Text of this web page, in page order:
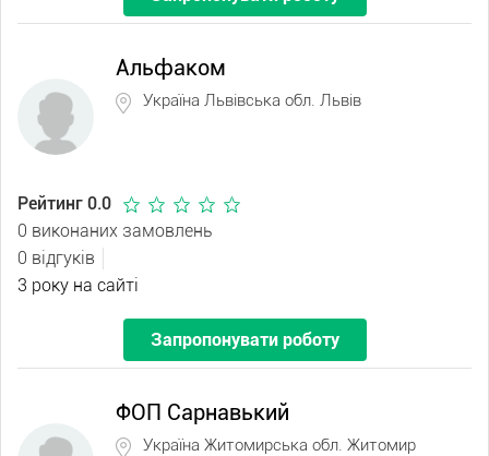
Альфаком
Україна Львівська обл. Львів
Рейтинг 0.0
0 виконаних замовлень
0 відгуків
3 року на сайті
Запропонувати роботу
ФОП Сарнавький
Україна Житомирська обл. Житомир